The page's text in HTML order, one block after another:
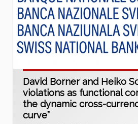
David Borner and Heiko
violations as functional
the dynamic cross-
curve”